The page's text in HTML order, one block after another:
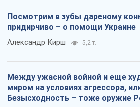
Посмотрим в зубы дареному
придирчиво – о помощи Украине
Александр Кирш 5,2 т.
Между ужасной войной и еще
миром на условиях агрессора,
Безысходность – тоже оружие